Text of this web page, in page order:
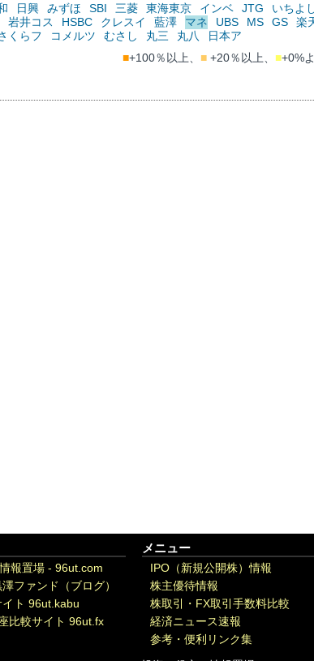
日興 みずほ SBI 三菱 東海東京 インベ JTG いちよ
岩井コス HSBC クレスイ 藍澤 マネ UBS MS GS 楽
くらフ コメルツ むさし 丸三 丸八
日本ア
■+100％以上、 ■+20％以上、 ■+0%
報置場 - 96ut.com
ファンド（ブログ）
ト 96ut.kabu
比較サイト 96ut.fx
メニュー
IPO（新規公開株）情報
株主優待情報
株取引・FX取引手数料比較
経済ニュース速報
参考・便利リンク集